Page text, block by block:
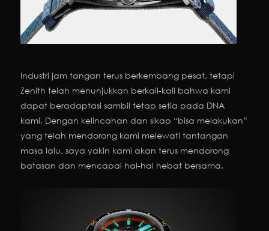
Industri jam tangan terus berkembang pesat, tetapi
Zenith telah menunjukkan berkali-kali bahwa kami
dapat beradaptasi sambil tetap setia pada DNA
kami. Dengan kelincahan dan sikap “bisa melakukan”
yang telah mendorong kami melewati tantangan
masa lalu, saya yakin kami akan terus mendorong
batasan dan mencapai hal-hal hebat bersama.